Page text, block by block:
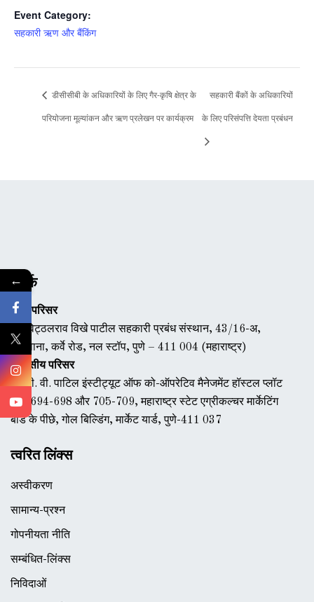
Event Category:
सहकारी ऋण और बैंकिंग
डीसीसीबी के अधिकारियों के लिए गैर-कृषि क्षेत्र के
परियोजना मूल्यांकन और ऋण प्रलेखन पर कार्यक्रम
सहकारी बैंकों के अधिकारियों
के लिए परिसंपत्ति देयता प्रबंधन
संपर्क
मुख्य परिसर
डॉ. विट्ठलराव विखे पाटील सहकारी प्रबंध संस्थान, 43/16-अ,
एरंडवाना, कर्वे रोड, नल स्टॉप, पुणे – 411 004 (महाराष्ट्र)
आवासीय परिसर
डॉ. वी. वी. पाटिल इंस्टीट्यूट ऑफ को-ऑपरेटिव मैनेजमेंट हॉस्टल प्लॉट
नंबर 694-698 और 705-709, महाराष्ट्र स्टेट एग्रीकल्चर मार्केटिंग
बोर्ड के पीछे, गोल बिल्डिंग, मार्केट यार्ड, पुणे-411 037
त्वरित लिंक्स
अस्वीकरण
सामान्य-प्रश्न
गोपनीयता नीति
सम्बंधित-लिंक्स
निविदाओं
←